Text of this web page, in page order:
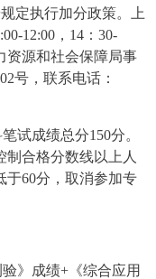
定执行加分政策。上
12:00，14：30-
资源和社会保障局事
号，联系电话：
试成绩总分150分。
合格分数线以上人
于60分，取消参加专
》成绩+《综合应用